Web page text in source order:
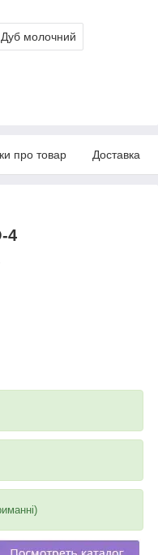
молочний
про товар Доставка
4